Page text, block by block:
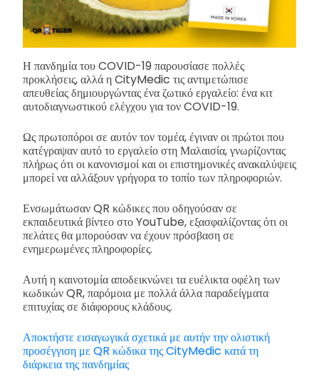
Η πανδημία του COVID-19 παρουσίασε πολλές
προκλήσεις, αλλά η CityMedic τις αντιμετώπισε
απευθείας δημιουργώντας ένα ζωτικό εργαλείο: ένα κιτ
αυτοδιαγνωστικού ελέγχου για τον COVID-19.
Ως πρωτοπόροι σε αυτόν τον τομέα, έγιναν οι πρώτοι που
κατέγραψαν αυτό το εργαλείο στη Μαλαισία, γνωρίζοντας
πλήρως ότι οι κανονισμοί και οι επιστημονικές ανακαλύψεις
μπορεί να αλλάξουν γρήγορα το τοπίο των πληροφοριών.
Ενσωμάτωσαν QR κώδικες που οδηγούσαν σε
εκπαιδευτικά βίντεο στο YouTube, εξασφαλίζοντας ότι οι
πελάτες θα μπορούσαν να έχουν πρόσβαση σε
ενημερωμένες πληροφορίες.
Αυτή η καινοτομία αποδεικνώνει τα ευέλικτα οφέλη των
κωδικών QR, παρόμοια με πολλά άλλα παραδείγματα
επιτυχίας σε διάφορους κλάδους.
Αποκτήστε εισαγωγικά σχετικά με αυτήν την ολιστική
προσέγγιση με QR κώδικα της CityMedic κατά τη
διάρκεια της πανδημίας